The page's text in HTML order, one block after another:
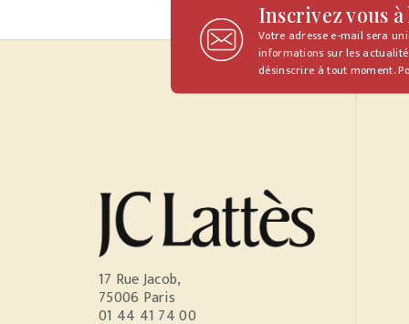
Inscrivez vous
Votre adresse e-mail sera
informations sur les
désinscrire à tout moment.
17 Rue Jacob,
75006 Paris
01 44 41 74 00